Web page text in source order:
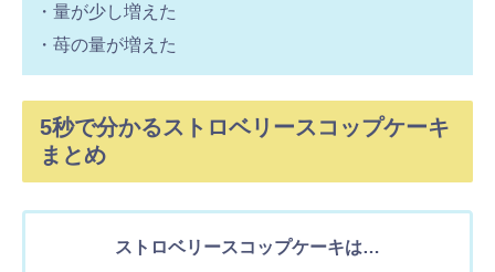
・量が少し増えた
・苺の量が増えた
5秒で分かるストロベリースコップケーキ
まとめ
ストロベリースコップケーキは…